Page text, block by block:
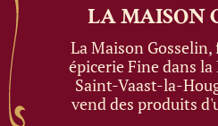
LA MAISON
La Maison
épicerie Fine dans
Saint-Vaast-la-
vend des produits